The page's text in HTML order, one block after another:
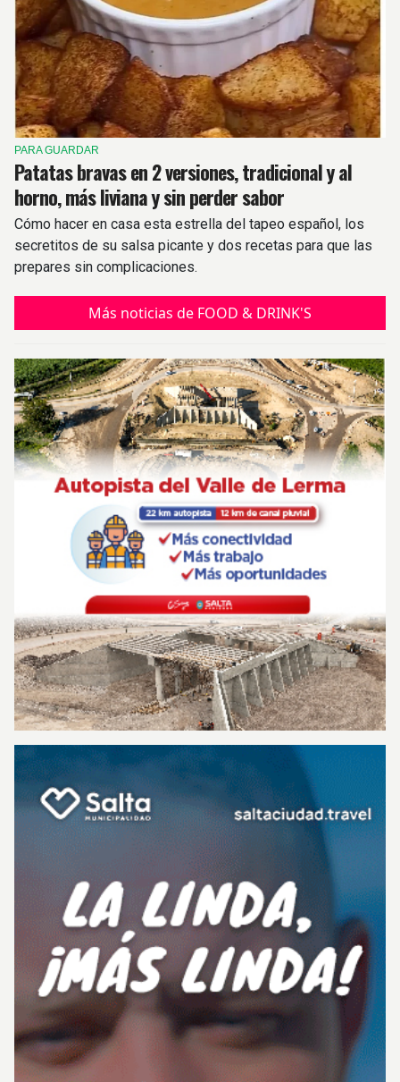
PARA GUARDAR
Patatas bravas en 2 versiones, tradicional y al
horno, más liviana y sin perder sabor
Cómo hacer en casa esta estrella del tapeo español, los
secretitos de su salsa picante y dos recetas para que las
prepares sin complicaciones.
Más noticias de FOOD & DRINK'S